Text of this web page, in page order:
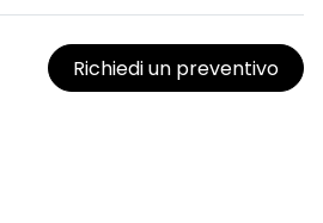
Richiedi un preventivo